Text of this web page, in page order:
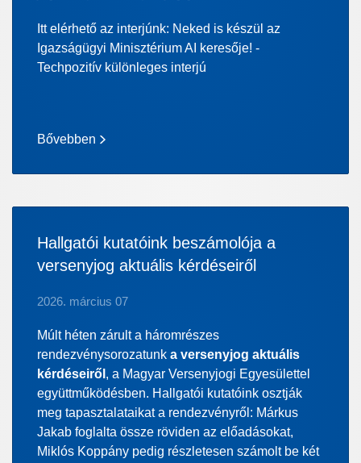
Itt elérhető az interjúnk: Neked is készül az
Igazságügyi Minisztérium AI keresője! -
Techpozitív különleges interjú
Bővebben
Hallgatói kutatóink beszámolója a
versenyjog aktuális kérdéseiről
2026. március 07
Múlt héten zárult a háromrészes
rendezvénysorozatunk a versenyjog aktuális
kérdéseiről , a Magyar Versenyjogi Egyesülettel
együttműködésben. Hallgatói kutatóink osztják
meg tapasztalataikat a rendezvényről: Márkus
Jakab foglalta össze röviden az előadásokat,
Miklós Koppány pedig részletesen számolt be két